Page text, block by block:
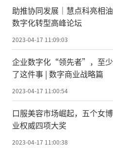
助推协同发展｜慧点科亮相
数字化转型高峰论坛
2023-04-17 11:09:03
企业数字化“领先者”，至
了这件事 | 数字商业战略篇
2023-04-17 11:00:54
口服美容市场崛起，五个女
业权威四项大奖
2023-04-17 11:00:38